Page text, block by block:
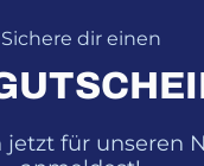
Sichere dir einen
für unseren